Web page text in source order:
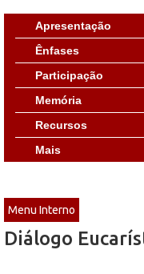
Apresentação
Ênfases
Participação
Memória
Recursos
Mais
Menu Interno
Diálogo